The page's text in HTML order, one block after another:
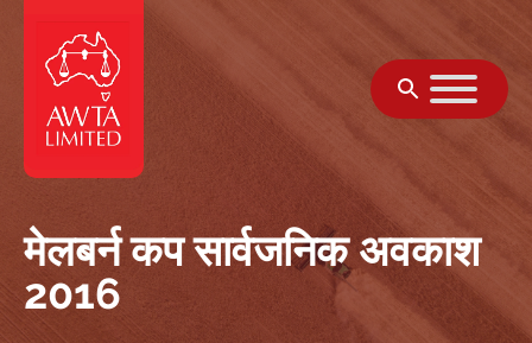
मेलबर्न कप सार्वजनिक अवकाश
2016